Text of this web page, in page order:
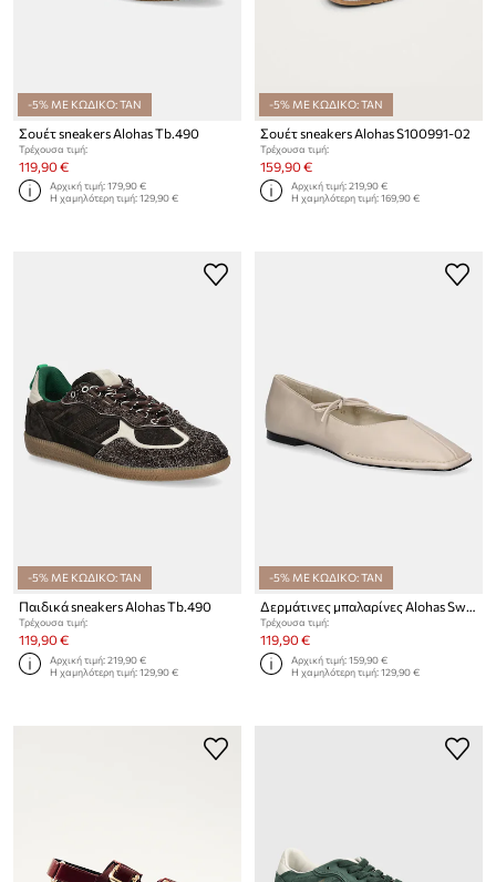
-5% ΜΕ ΚΩΔΙΚΟ: TAN
Σουέτ sneakers Alohas Tb.490
Τρέχουσα τιμή:
119,90 €
Αρχική τιμή:179,90 €
Η χαμηλότερη τιμή:129,90 €
-5% ΜΕ ΚΩΔΙΚΟ: TAN
Σουέτ sneakers Alohas S100991-02
Τρέχουσα τιμή:
159,90 €
Αρχική τιμή:219,90 €
Η χαμηλότερη τιμή:169,90 €
-5% ΜΕ ΚΩΔΙΚΟ: TAN
Παιδικά sneakers Alohas Tb.490
Τρέχουσα τιμή:
119,90 €
Αρχική τιμή:219,90 €
Η χαμηλότερη τιμή:129,90 €
-5% ΜΕ ΚΩΔΙΚΟ: TAN
Δερμάτινες μπαλαρίνες Alohas Sway
Τρέχουσα τιμή:
119,90 €
Αρχική τιμή:159,90 €
Η χαμηλότερη τιμή:129,90 €